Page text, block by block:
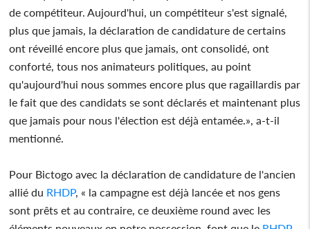
de compétiteur. Aujourd'hui, un compétiteur s'est signalé,
plus que jamais, la déclaration de candidature de certains
ont réveillé encore plus que jamais, ont consolidé, ont
conforté, tous nos animateurs politiques, au point
qu'aujourd'hui nous sommes encore plus que ragaillardis par
le fait que des candidats se sont déclarés et maintenant plus
que jamais pour nous l'élection est déjà entamée.», a-t-il
mentionné.
Pour Bictogo avec la déclaration de candidature de l'ancien
allié du RHDP, « la campagne est déjà lancée et nos gens
sont prêts et au contraire, ce deuxième round avec les